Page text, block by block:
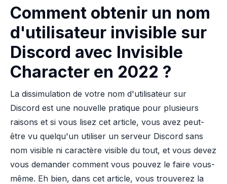
Comment obtenir un nom
d'utilisateur invisible sur
Discord avec Invisible
Character en 2022 ?
La dissimulation de votre nom d'utilisateur sur
Discord est une nouvelle pratique pour plusieurs
raisons et si vous lisez cet article, vous avez peut-
être vu quelqu'un utiliser un serveur Discord sans
nom visible ni caractère visible du tout, et vous devez
vous demander comment vous pouvez le faire vous-
même. Eh bien, dans cet article, vous trouverez la